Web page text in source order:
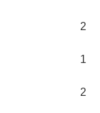
2
1
2